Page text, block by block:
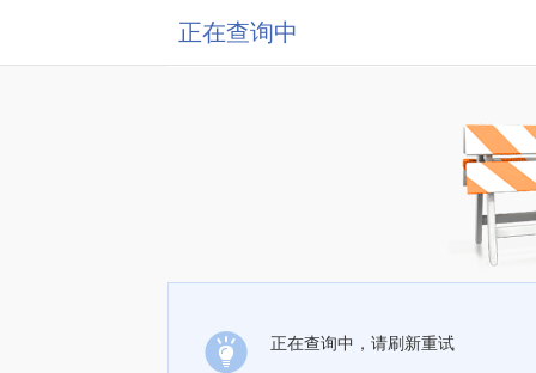
正在查询中
正在查询中，请刷新重试